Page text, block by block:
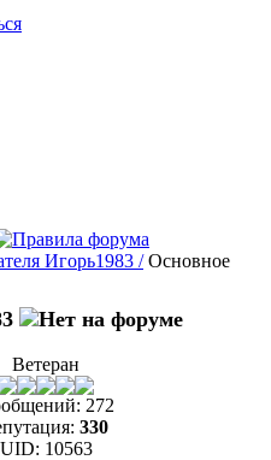
Игорь1983 / Основное
Ветеран
272
330
UID: 10563